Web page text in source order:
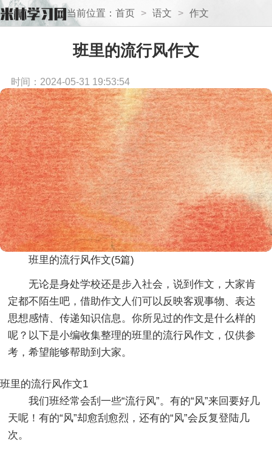
当前位置： 首页 > 语文 > 作文
班里的流行风作文
时间：2024-05-31 19:53:54
班里的流行风作文(5篇)
无论是身处学校还是步入社会，说到作文，大家肯
定都不陌生吧，借助作文人们可以反映客观事物、表达
思想感情、传递知识信息。你所见过的作文是什么样的
呢？以下是小编收集整理的班里的流行风作文，仅供参
考，希望能够帮助到大家。
班里的流行风作文1
我们班经常会刮一些“流行风”。有的“风”来回要好几
天呢！有的“风”却愈刮愈烈，还有的“风”会反复登陆几
次。